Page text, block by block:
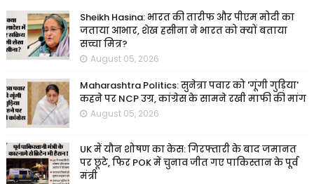
Sheikh Hasina: भारत की तारीफ और पीएम मोदी का
जताया आभार, शेख हसीना ने भारत को क्यों बताया
सच्चा मित्र?
August 05, 2026
Maharashtra Politics: सुनेत्रा पवार को 'गूंगी गुड़िया'
कहने पर NCP उग्र, कांग्रेस के सामने रखी माफी की मांग
August 05, 2026
UK में यौन शोषण का केस: गिरफ्तारी के बाद जमानत
पर छूटे, फिर POK में चुनाव जीत गए पाकिस्तान के पूर्व
मंत्री